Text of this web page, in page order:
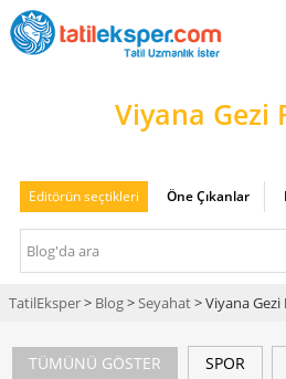
Viyana Gezi
Editörün seçtikleri Öne Çıkanlar
TatilEksper> Blog>Seyahat> Viyana Gezi
TÜMÜNÜ GÖSTER SPOR